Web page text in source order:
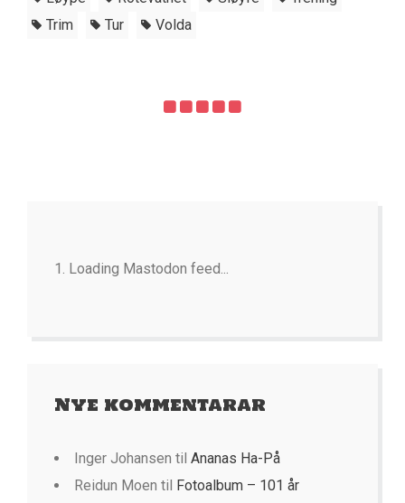
Trim
Tur Volda
Loading Mastodon feed...
Nye kommentarar
Inger Johansen til Ananas Ha-På
Reidun Moen til Fotoalbum – 101 år